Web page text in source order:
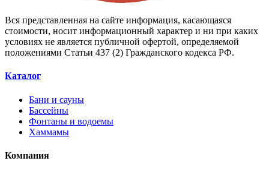
Вся представленная на сайте информация, касающаяся
стоимости, носит информационный характер и ни при каких
условиях не является публичной офертой, определяемой
положениями Статьи 437 (2) Гражданского кодекса РФ.
Каталог
Бани и сауны
Бассейны
Фонтаны и водоемы
Хаммамы
Компания